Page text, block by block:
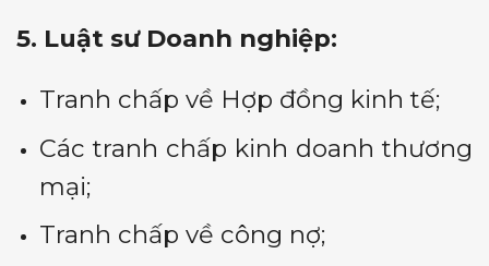
5. Luật sư Doanh nghiệp:
Tranh chấp về Hợp đồng kinh tế;
Các tranh chấp kinh doanh thương
mại;
Tranh chấp về công nợ;